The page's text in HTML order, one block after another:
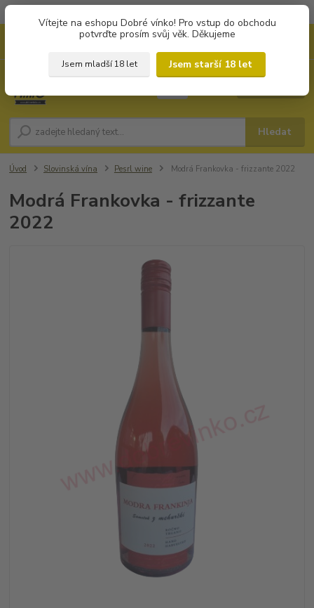
Vítejte na eshopu Dobré vínko! Pro vstup do obchodu
potvrďte prosím svůj věk. Děkujeme
Jsem mladší 18 let
Jsem starší 18 let
Hledat
Úvod Slovinská vína Pesrl wine Modrá Frankovka - frizzante 2022
Modrá Frankovka - frizzante
2022